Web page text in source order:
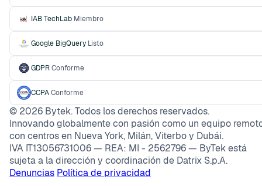
IAB TechLab Miembro
Google BigQuery Listo
GDPRConforme
CCPAConforme
© 2026 Bytek. Todos los derechos reservados.
Innovando globalmente con pasión como un equipo
con centros en Nueva York, Milán, Viterbo y Dubái.
IVA IT13056731006 — REA: MI - 2562796 — ByTek está
sujeta a la dirección y coordinación de Datrix S.p.A.
Denuncias Política de privacidad